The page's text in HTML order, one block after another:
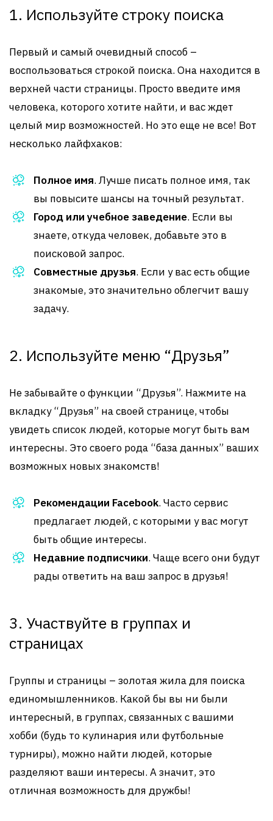
1. Используйте строку поиска
Первый и самый очевидный способ –
воспользоваться строкой поиска. Она находится в
верхней части страницы. Просто введите имя
человека, которого хотите найти, и вас ждет
целый мир возможностей. Но это еще не все! Вот
несколько лайфхаков:
Полное имя. Лучше писать полное имя, так
вы повысите шансы на точный результат.
Город или учебное заведение. Если вы
знаете, откуда человек, добавьте это в
поисковой запрос.
Совместные друзья. Если у вас есть общие
знакомые, это значительно облегчит вашу
задачу.
2. Используйте меню “Друзья”
Не забывайте о функции “Друзья”. Нажмите на
вкладку “Друзья” на своей странице, чтобы
увидеть список людей, которые могут быть вам
интересны. Это своего рода “база данных” ваших
возможных новых знакомств!
Рекомендации Facebook. Часто сервис
предлагает людей, с которыми у вас могут
быть общие интересы.
Недавние подписчики. Чаще всего они будут
рады ответить на ваш запрос в друзья!
3. Участвуйте в группах и
страницах
Группы и страницы – золотая жила для поиска
единомышленников. Какой бы вы ни были
интересный, в группах, связанных с вашими
хобби (будь то кулинария или футбольные
турниры), можно найти людей, которые
разделяют ваши интересы. А значит, это
отличная возможность для дружбы!